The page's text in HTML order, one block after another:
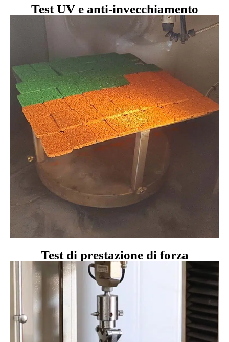
Test UV e anti-invecchiamento
Test di prestazione di forza